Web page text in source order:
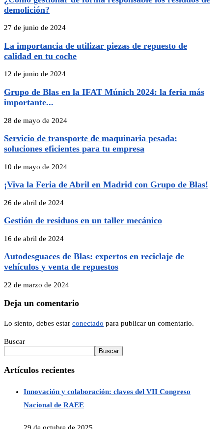
demolición?
27 de junio de 2024
La importancia de utilizar piezas de repuesto de
calidad en tu coche
12 de junio de 2024
Grupo de Blas en la IFAT Múnich 2024: la feria más
importante...
28 de mayo de 2024
Servicio de transporte de maquinaria pesada:
soluciones eficientes para tu empresa
10 de mayo de 2024
¡Viva la Feria de Abril en Madrid con Grupo de Blas!
26 de abril de 2024
Gestión de residuos en un taller mecánico
16 de abril de 2024
Autodesguaces de Blas: expertos en reciclaje de
vehículos y venta de repuestos
22 de marzo de 2024
Deja un comentario
Lo siento, debes estar conectado para publicar un comentario.
Buscar
Buscar
Artículos recientes
Innovación y colaboración: claves del VII Congreso
Nacional de RAEE